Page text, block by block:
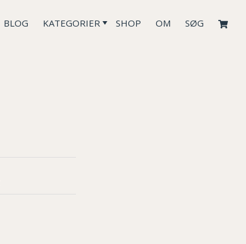
BLOG KATEGORIER SHOP OM SØG